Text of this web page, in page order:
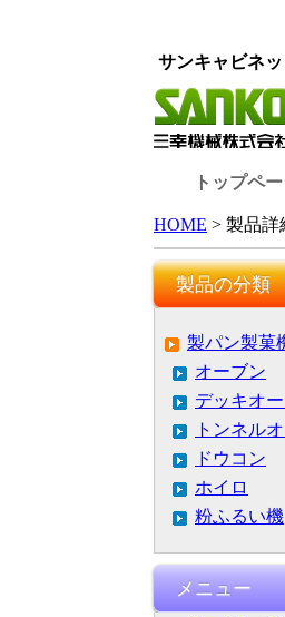
サンキャビネ
トップペ
HOME > 製品詳
製品の分類
製パン製菓
オーブン
デッキオ
トンネル
ドウコン
ホイロ
粉ふるい機
メニュー